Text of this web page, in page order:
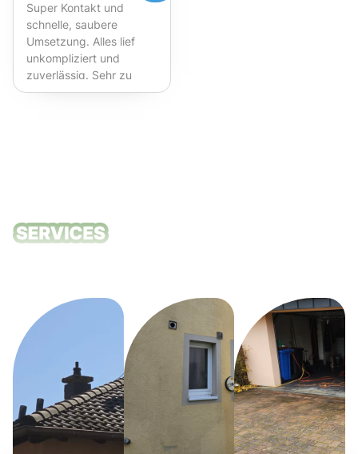
Super Kontakt und
schnelle, saubere
Umsetzung. Alles lief
unkompliziert und
zuverlässig. Sehr zu
empfehlen!